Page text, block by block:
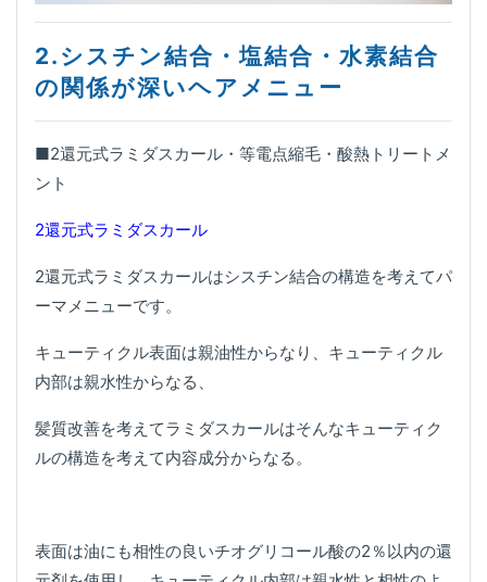
2.シスチン結合・塩結合・水素結合
の関係が深いヘアメニュー
■2還元式ラミダスカール・等電点縮毛・酸熱トリートメ
ント
2還元式ラミダスカール
2還元式ラミダスカールはシスチン結合の構造を考えてパ
ーマメニューです。
キューティクル表面は親油性からなり、キューティクル
内部は親水性からなる、
髪質改善を考えてラミダスカールはそんなキューティク
ルの構造を考えて内容成分からなる。
表面は油にも相性の良いチオグリコール酸の2％以内の還